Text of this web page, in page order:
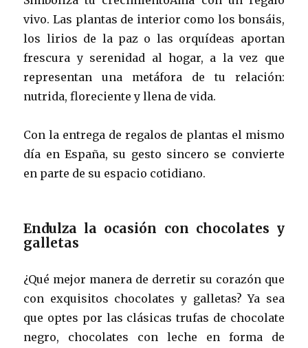
vivo. Las plantas de interior como los bonsáis,
los lirios de la paz o las orquídeas aportan
frescura y serenidad al hogar, a la vez que
representan una metáfora de tu relación:
nutrida, floreciente y llena de vida.
Con la entrega de regalos de plantas el mismo
día en España, su gesto sincero se convierte
en parte de su espacio cotidiano.
Endulza la ocasión con chocolates y
galletas
¿Qué mejor manera de derretir su corazón que
con exquisitos chocolates y galletas? Ya sea
que optes por las clásicas trufas de chocolate
negro, chocolates con leche en forma de